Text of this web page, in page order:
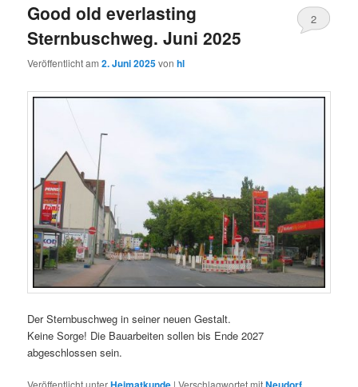
Good old everlasting
Sternbuschweg. Juni 2025
Veröffentlicht am2. Juni 2025vonhl
2
Der Sternbuschweg in seiner neuen Gestalt.
Keine Sorge! Die Bauarbeiten sollen bis Ende 2027
abgeschlossen sein.